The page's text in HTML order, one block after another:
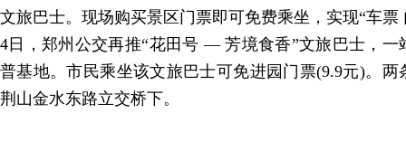
文旅巴士。现场购买景区门票即可免费乘坐，实现“车票
4日，郑州公交再推“花田号 — 芳境食香”文旅巴士，一
普基地。市民乘坐该文旅巴士可免进园门票(9.9元)。
荆山金水东路立交桥下。